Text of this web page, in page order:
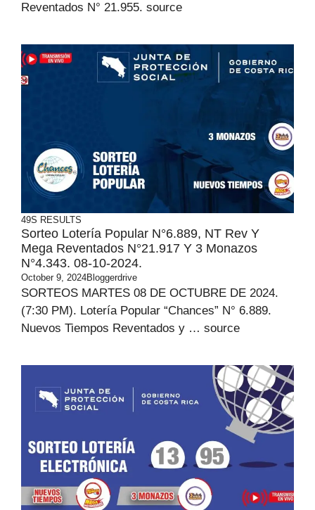
Reventados N° 21.955. source
49S RESULTS
Sorteo Lotería Popular N°6.889, NT Rev Y
Mega Reventados N°21.917 Y 3 Monazos
N°4.343. 08-10-2024.
October 9, 2024Bloggerdrive
SORTEOS MARTES 08 DE OCTUBRE DE 2024.
(7:30 PM). Lotería Popular “Chances” N° 6.889.
Nuevos Tiempos Reventados y … source